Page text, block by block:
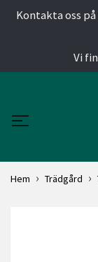
Kontakta oss på
Vi
Hem Trädgård